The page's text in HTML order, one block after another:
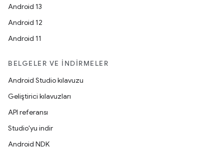
Android 13
Android 12
Android 11
BELGELER VE İNDIRMELER
Android Studio kılavuzu
Geliştirici kılavuzları
API referansı
Studio'yu indir
Android NDK